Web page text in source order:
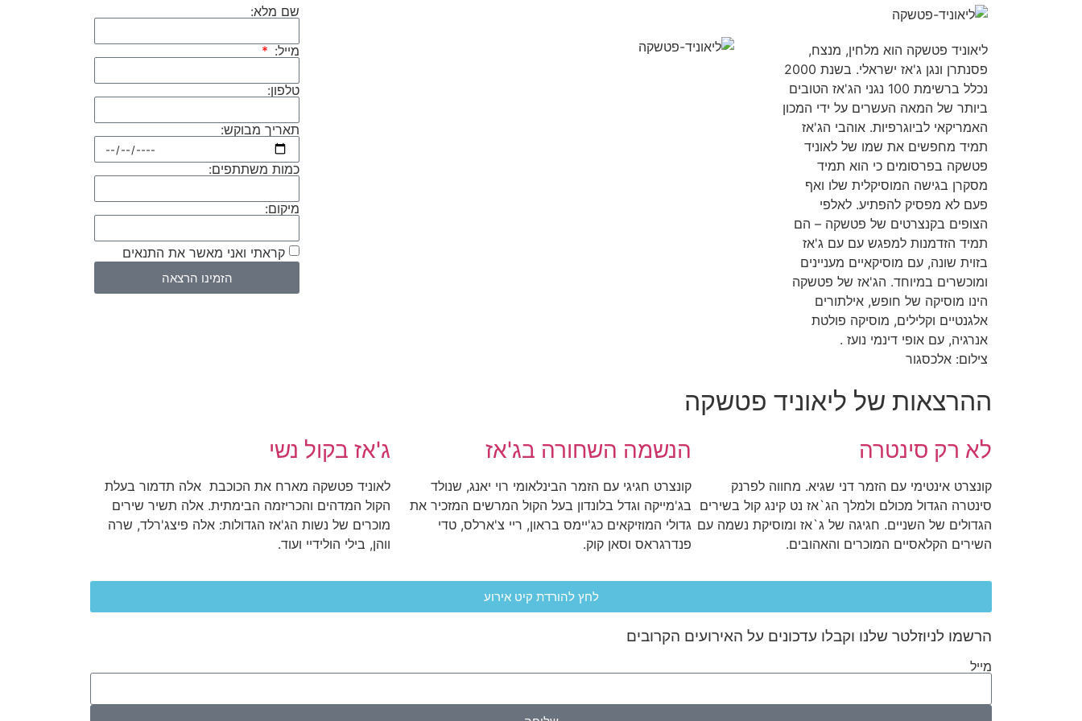
ליאוניד פטשקה הוא מלחין, מנצח,
פסנתרן ונגן ג'אז ישראלי. בשנת 2000
נכלל ברשימת 100 נגני הג'אז הטובים
ביותר של המאה העשרים על ידי המכון
האמריקאי לביוגרפיות. אוהבי הג'אז
תמיד מחפשים את שמו של לאוניד
פטשקה בפרסומים כי הוא תמיד
מסקרן בגישה המוסיקלית שלו ואף
פעם לא מפסיק להפתיע. לאלפי
הצופים בקנצרטים של פטשקה – הם
תמיד הזדמנות למפגש עם עם ג'אז
בזוית שונה, עם מוסיקאיים מעניינים
ומוכשרים במיוחד. הג'אז של פטשקה
הינו מוסיקה של חופש, אילתורים
אלגנטיים וקלילים, מוסיקה פולטת
אנרגיה, עם אופי דינמי נועז .
צילום: אלכסגור
שם מלא:
מייל:
טלפון:
תאריך מבוקש:
כמות משתתפים:
מיקום:
קראתי ואני מאשר את התנאים
הזמינו הרצאה
ההרצאות של ליאוניד פטשקה
לא רק סינטרה
קונצרט אינטימי עם הזמר דני שגיא. מחווה לפרנק
סינטרה הגדול מכולם ולמלך הג`אז נט קינג קול בשירים
הגדולים של השניים. חגיגה של ג`אז ומוסיקת נשמה עם
השירים הקלאסיים המוכרים והאהובים.
הנשמה השחורה בג'אז
קונצרט חגיגי עם הזמר הבינלאומי רוי יאנג, שנולד
בג'מייקה וגדל בלונדון בעל הקול המרשים המזכיר את
גדולי המוזיקאים כג'יימס בראון, ריי צ'ארלס, טדי
פנדרגראס וסאן קוק.
ג'אז בקול נשי
לאוניד פטשקה מארח את הכוכבת אלה תדמור בעלת
הקול המדהים והכריזמה הבימתית. אלה תשיר שירים
מוכרים של נשות הג'אז הגדולות: אלה פיצג'רלד, שרה
ווהן, בילי הולידיי ועוד.
לחץ להורדת קיט אירוע
הרשמו לניוזלטר שלנו וקבלו עדכונים על האירועים הקרובים
מייל